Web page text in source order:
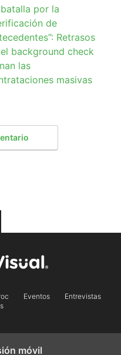
por la
de
Retrasos
background check
las
masivas
Eventos
Entrevistas
móvil